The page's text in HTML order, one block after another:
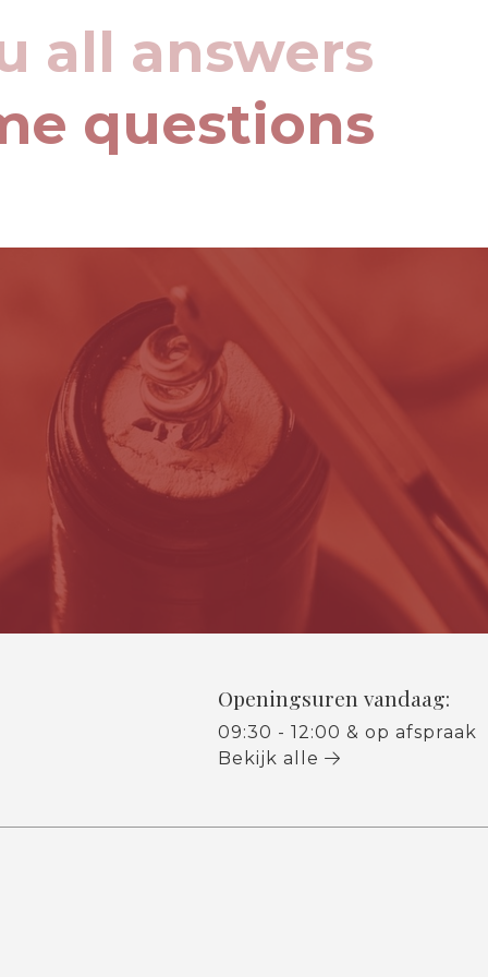
all answers
questions
Openingsuren vandaag:
09:30 - 12:00 & op afspraak
Bekijk alle